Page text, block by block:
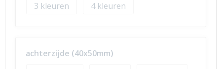
3
4
achterzijde (40x50mm)